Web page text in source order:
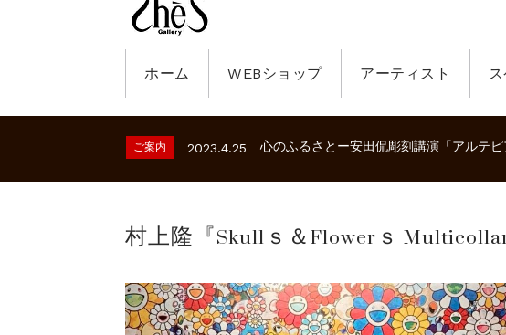
ホーム WEBショップ アーティスト
ご案内 2023.2.25 ギャラリーシーズ「秋の美術散歩 京都・
2026.2.17 砂澤ビッキ展 －砂澤ビッキの生きた時代－
ご案内 2023.2.25 ギャラリーシーズ「秋の美術散歩 京都・
2023.2.25
村上隆『Skullｓ＆Flowerｓ